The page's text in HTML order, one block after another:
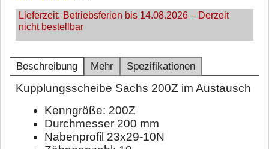
Lieferzeit: Betriebsferien bis 14.08.2026 – Derzeit
nicht bestellbar
Beschreibung Mehr Spezifikationen
Kupplungsscheibe Sachs 200Z im Austausch
Kenngröße: 200Z
Durchmesser 200 mm
Nabenprofil 23x29-10N